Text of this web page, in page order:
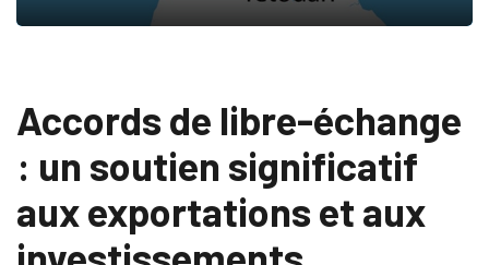
Accords de libre-échange
: un soutien significatif
aux exportations et aux